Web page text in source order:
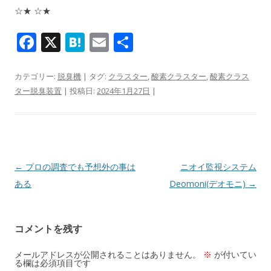
☆★ ☆★
F
e
b
k
X H
e
n
E
ai
l
カテゴリー: 脱臭機 | タグ: クラスター,酸素クラスター,酸素クラス
ター脱臭装置 | 投稿日: 2024年1月27日 |
投稿ナビゲーション
← プロの調査でも予想外の事は
ある
ニオイ監視システム
Deomoni(デオモニ) →
コメントを残す
メールアドレスが公開されることはありません。 ※ が付いてい
る欄は必須項目です